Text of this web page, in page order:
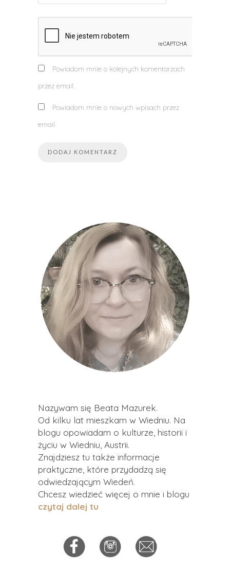
Powiadom mnie o kolejnych komentarzach
przez email.
Powiadom mnie o nowych wpisach przez
email.
Nazywam się Beata Mazurek.
Od kilku lat mieszkam w Wiedniu. Na
blogu opowiadam o kulturze, historii i
życiu w Wiedniu, Austrii.
Znajdziesz tu także informacje
praktyczne, które przydadzą się
odwiedzającym Wiedeń.
Chcesz wiedzieć więcej o mnie i blogu
czytaj dalej tu